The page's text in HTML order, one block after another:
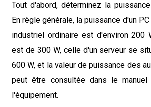
Tout d'abord, déterminez la
En règle générale, la puissance d'un
industriel ordinaire est d'environ 200
est de 300 W, celle d'un serveur se
600 W, et la valeur de puissance des
peut être consultée dans le manuel
l'équipement.